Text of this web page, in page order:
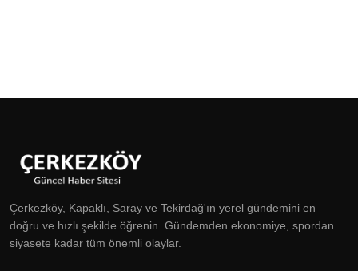
Çerkezköy, Kapaklı, Saray ve Tekirdağ'ın yerel gündemini en
doğru ve hızlı şekilde öğrenin. Gündemden ekonomiye, spordan
siyasete kadar tüm önemli olaylar.